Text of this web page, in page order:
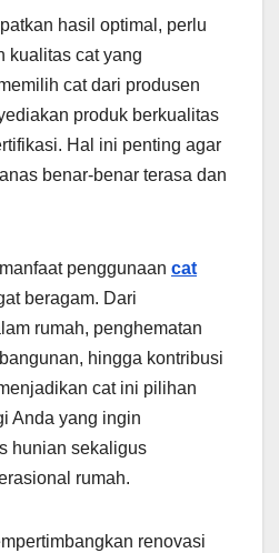
hasil optimal, perlu
kualitas cat yang
cat dari produsen
produk berkualitas
Hal ini penting agar
benar-benar terasa dan
penggunaan cat
beragam. Dari
rumah, penghematan
hingga kontribusi
cat ini pilihan
Anda yang ingin
hunian sekaligus
rumah.
renovasi